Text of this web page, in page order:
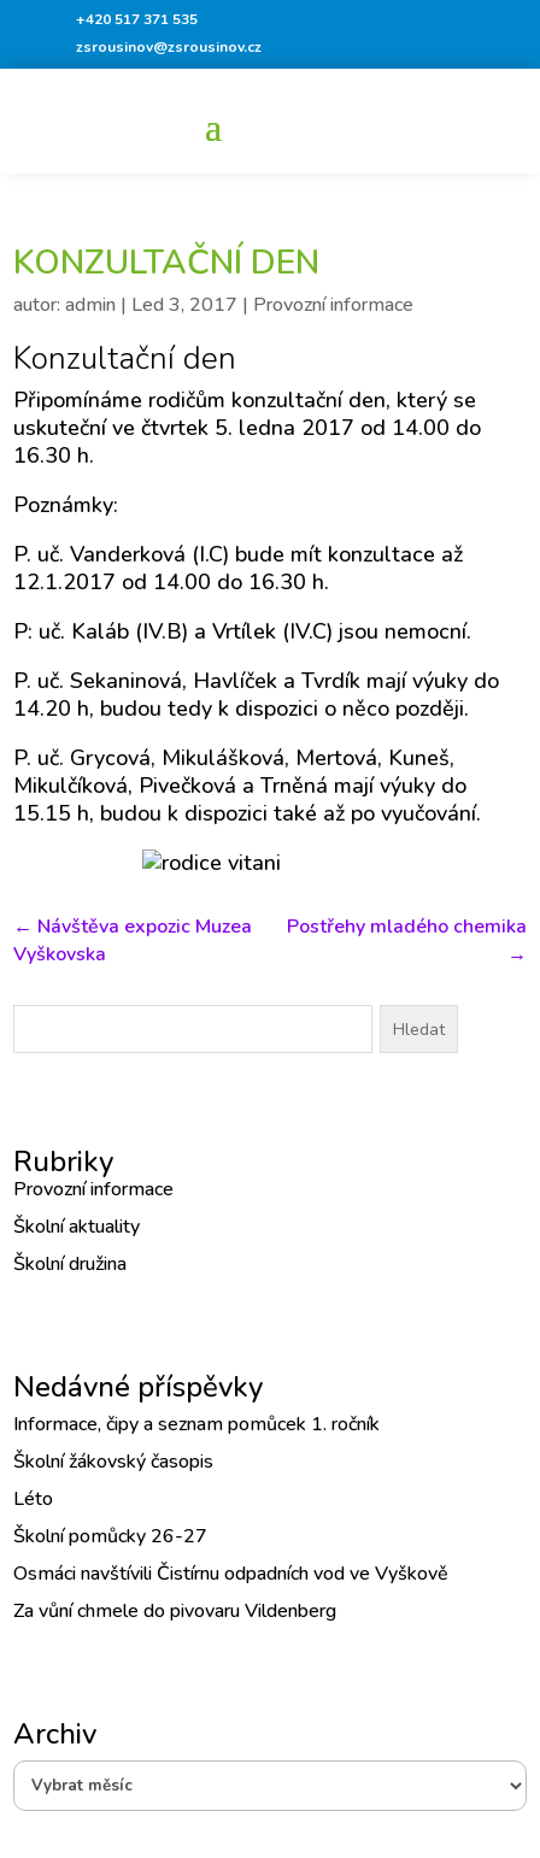
+420 517 371 535
zsrousinov@zsrousinov.cz
KONZULTAČNÍ DEN
autor:admin | Led 3, 2017 | Provozní informace
Konzultační den
Připomínáme rodičům konzultační den, který se
uskuteční ve čtvrtek 5. ledna 2017 od 14.00 do
16.30 h.
Poznámky:
P. uč. Vanderková (I.C) bude mít konzultace až
12.1.2017 od 14.00 do 16.30 h.
P: uč. Kaláb (IV.B) a Vrtílek (IV.C) jsou nemocní.
P. uč. Sekaninová, Havlíček a Tvrdík mají výuky do
14.20 h, budou tedy k dispozici o něco později.
P. uč. Grycová, Mikulášková, Mertová, Kuneš,
Mikulčíková, Pivečková a Trněná mají výuky do
15.15 h, budou k dispozici také až po vyučování.
← Návštěva expozic Muzea
Vyškovska
Postřehy mladého chemika
→
Vyhledávání
Rubriky
Provozní informace
Školní aktuality
Školní družina
Nedávné příspěvky
Informace, čipy a seznam pomůcek 1. ročník
Školní žákovský časopis
Léto
Školní pomůcky 26-27
Osmáci navštívili Čistírnu odpadních vod ve Vyškově
Za vůní chmele do pivovaru Vildenberg
ArchivArchiv